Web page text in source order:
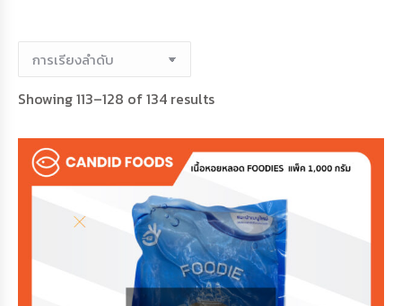
Showing 113–128 of 134 results